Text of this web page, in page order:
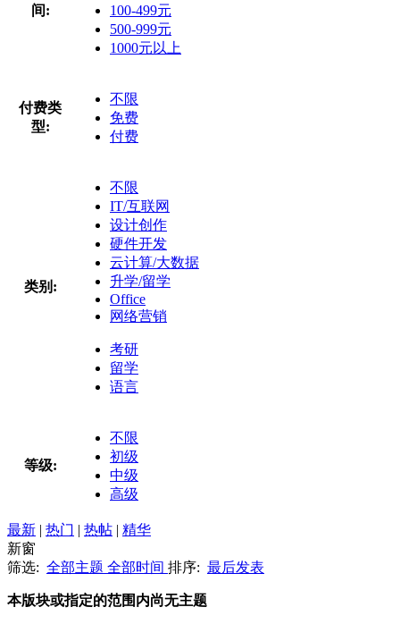
间:
100-499元
500-999元
1000元以上
付费类
型:
不限
免费
付费
类别:
不限
IT/互联网
设计创作
硬件开发
云计算/大数据
升学/留学
Office
网络营销
考研
留学
语言
等级:
不限
初级
中级
高级
最新 | 热门 | 热帖 | 精华
新窗
筛选: 全部主题 全部时间 排序: 最后发表
本版块或指定的范围内尚无主题